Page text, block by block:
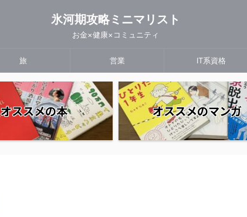
氷河期攻略ミニマリスト
お金×健康×コミュニティ
旅 営業 IT系資格
オススメの本 オススメのマンガ